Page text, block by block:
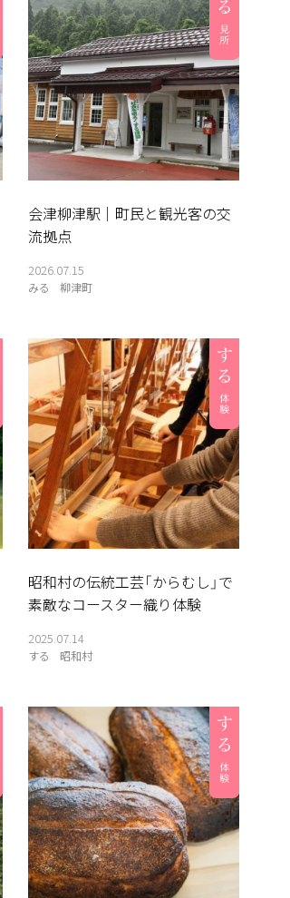
会津柳津駅｜町民と観光客の交
流拠点
2026.07.15
みる 柳津町
昭和村の伝統工芸「からむし」で
素敵なコースター織り体験
2025.07.14
する 昭和村